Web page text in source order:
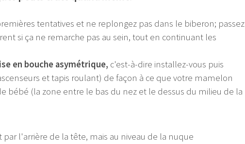
tentatives et ne replongez pas dans le biberon; passez
si ça ne remarche pas au sein, tout en continuant les
en bouche asymétrique, c'est-à-dire installez-vous puis
et tapis roulant) de façon à ce que votre mamelon
bébé (la zone entre le bas du nez et le dessus du milieu de la
l'arrière de la tête, mais au niveau de la nuque